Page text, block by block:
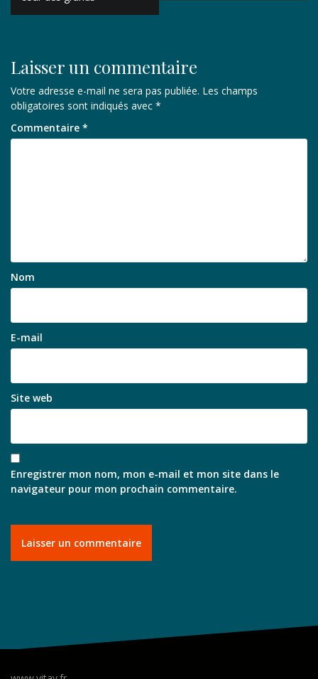
l’article
Laisser un commentaire
Votre adresse e-mail ne sera pas publiée. Les champs
obligatoires sont indiqués avec *
Commentaire *
Nom
E-mail
Site web
Enregistrer mon nom, mon e-mail et mon site dans le
navigateur pour mon prochain commentaire.